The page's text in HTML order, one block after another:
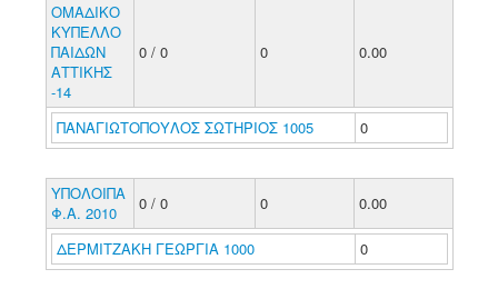
ΟΜΑΔΙΚΟ
ΚΥΠΕΛΛΟ
ΠΑΙΔΩΝ
ΑΤΤΙΚΗΣ
-14
0 / 0 0 0.00
ΠΑΝΑΓΙΩΤΟΠΟΥΛΟΣ ΣΩΤΗΡΙΟΣ 1005 0
ΥΠΟΛΟΙΠΑ
Φ.Α. 2010
0 / 0 0 0.00
ΔΕΡΜΙΤΖΑΚΗ ΓΕΩΡΓΙΑ 1000 0